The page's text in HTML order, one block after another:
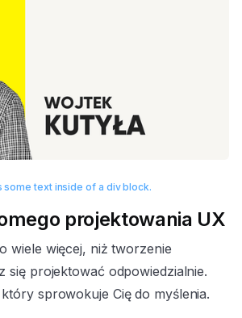
projektowania UX
wiele więcej, niż tworzenie
się projektować odpowiedzialnie.
sprowokuje Cię do myślenia.
some text inside of a div block.